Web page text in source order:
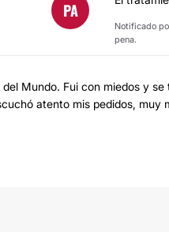
PA
Notificado
pena.
Mundo. Fui con miedos y
atento mis pedidos,